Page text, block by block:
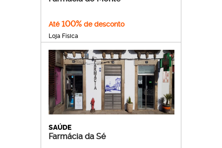
Até100% de desconto
Loja Física
SAÚDE
Farmácia da Sé